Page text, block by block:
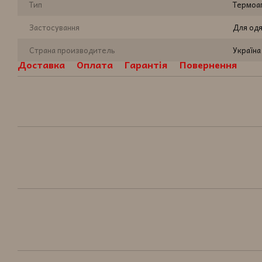
Тип
Застосування
Для
Страна производитель
Україна
Доставка Оплата Гарантія Повернення